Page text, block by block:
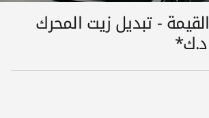
خدمة BMW القيمة - تبديل زيت المحرك